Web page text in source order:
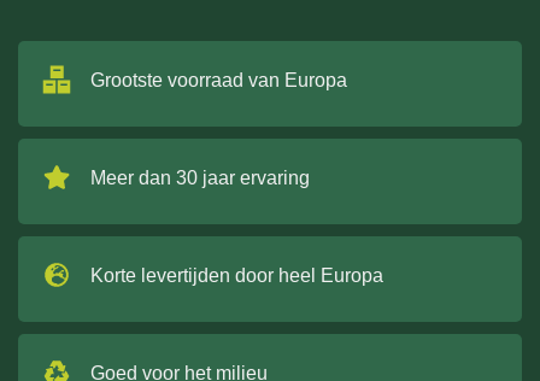
Grootste voorraad van Europa
Meer dan 30 jaar ervaring
Korte levertijden door heel Europa
Goed voor het milieu